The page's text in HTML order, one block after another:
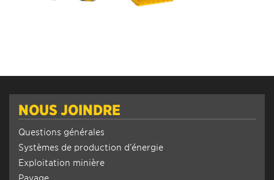
NOUS JOINDRE
Questions générales
Systèmes de production d’énergie
Exploitation minière
Pavage